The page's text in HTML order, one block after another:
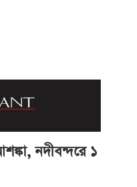
নদীবন্দরে ১